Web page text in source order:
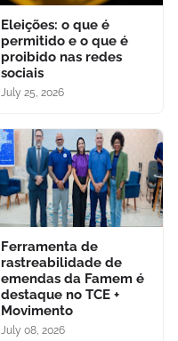
Eleições: o que é
permitido e o que é
proibido nas redes
sociais
July 25, 2026
Ferramenta de
rastreabilidade de
emendas da Famem é
destaque no TCE +
Movimento
July 08, 2026